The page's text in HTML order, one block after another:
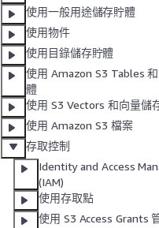
使用一般用途儲存貯體
使用物件
使用目錄儲存貯體
使用 Amazon S3 Tables
體
使用 S3 Vectors 和向量儲
使用 Amazon S3 檔案
存取控制
Identity and Access
(IAM)
使用存取點
使用 S3 Access Grants